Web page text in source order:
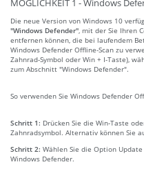
MÖGLICHKEIT 1 - Windows
Die neue Version von Windows 10
"Windows Defender" , mit der Sie Ihren
entfernen können, die bei laufendem
Windows Defender Offline-Scan zu
Zahnrad-Symbol oder Win + I-Taste),
zum Abschnitt "Windows Defender".
So verwenden Sie Windows Defender
Schritt 1: Drücken Sie die Win-Taste
Zahnradsymbol. Alternativ können Sie
Schritt 2: Wählen Sie die Option
Windows Defender.